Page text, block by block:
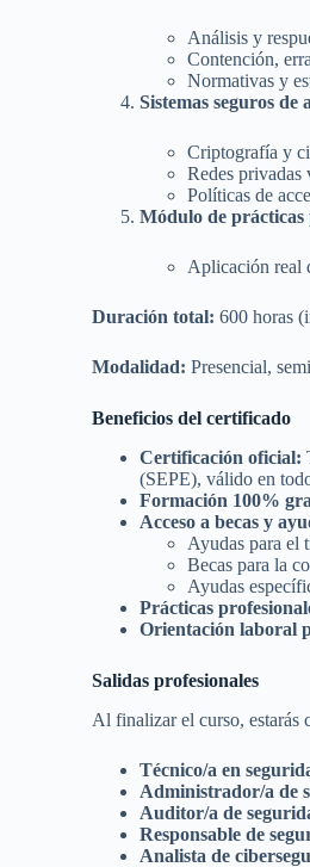
Análisis y
Contención,
Normativas y
Sistemas seguros de
Criptografía y
Redes
Políticas de
Módulo de prácticas
Aplicación real
Duración total: 600 horas
Modalidad: Presencial,
Beneficios del certificado
Certificación oficial:
(SEPE), válido en
Formación 100%
Acceso a becas y
Ayudas para el
Becas para la
Ayudas
Prácticas
Orientación laboral
Salidas profesionales
Al finalizar el curso, estarás
Técnico/a en
Administrador/a de
Auditor/a de
Responsable de
Analista de